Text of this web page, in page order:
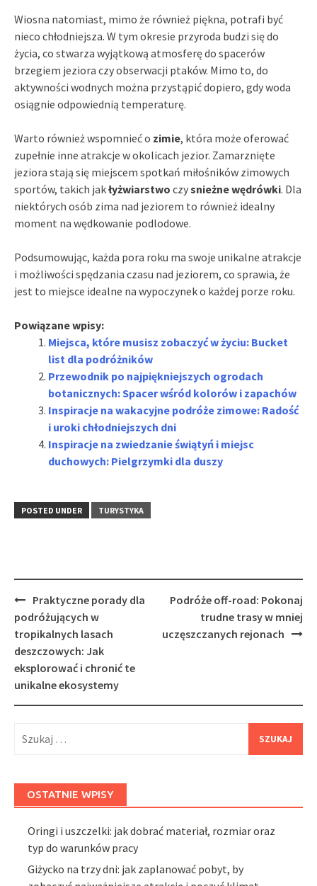
Wiosna natomiast, mimo że również piękna, potrafi być
nieco chłodniejsza. W tym okresie przyroda budzi się do
życia, co stwarza wyjątkową atmosferę do spacerów
brzegiem jeziora czy obserwacji ptaków. Mimo to, do
aktywności wodnych można przystąpić dopiero, gdy woda
osiągnie odpowiednią temperaturę.
Warto również wspomnieć o zimie, która może oferować
zupełnie inne atrakcje w okolicach jezior. Zamarznięte
jeziora stają się miejscem spotkań miłośników zimowych
sportów, takich jakłyżwiarstwo czysnieżne wędrówki. Dla
niektórych osób zima nad jeziorem to również idealny
moment na wędkowanie podlodowe.
Podsumowując, każda pora roku ma swoje unikalne atrakcje
i możliwości spędzania czasu nad jeziorem, co sprawia, że
jest to miejsce idealne na wypoczynek o każdej porze roku.
Powiązane wpisy:
Miejsca, które musisz zobaczyć w życiu: Bucket
list dla podróżników
Przewodnik po najpiękniejszych ogrodach
botanicznych: Spacer wśród kolorów i zapachów
Inspiracje na wakacyjne podróże zimowe: Radość
i uroki chłodniejszych dni
Inspiracje na zwiedzanie świątyń i miejsc
duchowych: Pielgrzymki dla duszy
POSTED UNDER TURYSTYKA
Post
navigation
Praktyczne porady dla
podróżujących w
tropikalnych lasach
deszczowych: Jak
eksplorować i chronić te
unikalne ekosystemy
Podróże off-road: Pokonaj
trudne trasy w mniej
uczęszczanych rejonach
OSTATNIE WPISY
Oringi i uszczelki: jak dobrać materiał, rozmiar oraz
typ do warunków pracy
Giżycko na trzy dni: jak zaplanować pobyt, by